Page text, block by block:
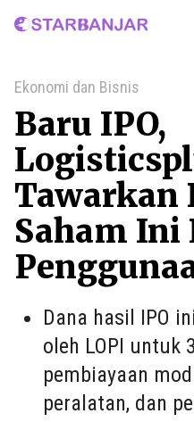
Home
Ekonomi dan Bisnis
Baru IPO,
Tawarkan
Saham Ini
Dana hasil IPO
oleh LOPI untuk
pembiayaan
peralatan, dan